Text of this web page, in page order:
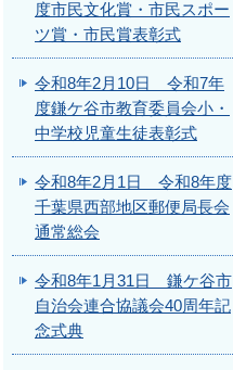
度市民文化賞・市民スポー
ツ賞・市民賞表彰式
令和8年2月10日 令和7年
度鎌ケ谷市教育委員会小・
中学校児童生徒表彰式
令和8年2月1日 令和8年度
千葉県西部地区郵便局長会
通常総会
令和8年1月31日 鎌ケ谷市
自治会連合協議会40周年記
念式典